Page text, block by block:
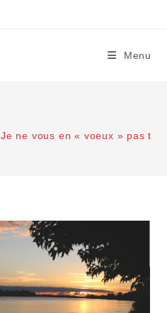
Menu
Je ne vous en « voeux » pas